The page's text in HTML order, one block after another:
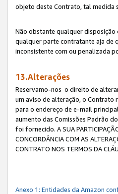
objeto deste Contrato, tal medida
Não obstante qualquer
qualquer parte contratante aja de
inconsistente com ou penalizada
13.Alterações
Reservamo-nos o direito de
um aviso de alteração, o Contrato
para o endereço de e-mail
aumento das Comissões Padrão
foi fornecido. A SUA
CONCORDÂNCIA COM AS
CONTRATO NOS TERMOS DA
Anexo 1: Entidades da Amazon